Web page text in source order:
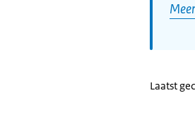
Laatst